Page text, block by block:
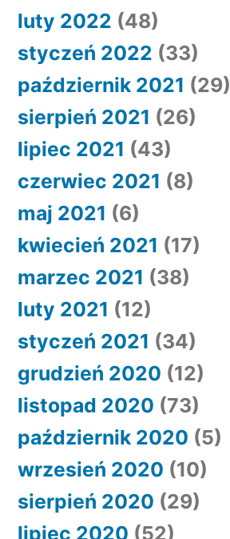
luty 2022 (48)
styczeń 2022 (33)
październik 2021 (29)
sierpień 2021 (26)
lipiec 2021 (43)
czerwiec 2021 (8)
maj 2021 (6)
kwiecień 2021 (17)
marzec 2021 (38)
luty 2021 (12)
styczeń 2021 (34)
grudzień 2020 (12)
listopad 2020 (73)
październik 2020 (5)
wrzesień 2020 (10)
sierpień 2020 (29)
lipiec 2020 (52)